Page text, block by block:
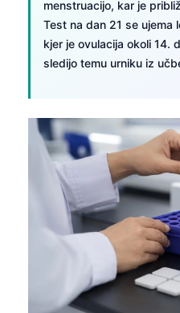
menstruacijo, kar je
Test na dan 21 se ujema
kjer je ovulacija okoli 14.
sledijo temu urniku iz